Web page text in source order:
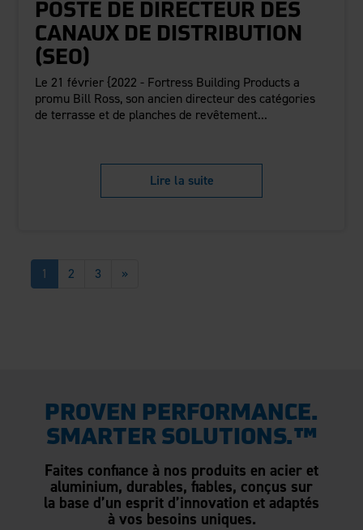
POSTE DE DIRECTEUR DES
CANAUX DE DISTRIBUTION
(SEO)
Le 21 février {2022 - Fortress Building Products a
promu Bill Ross, son ancien directeur des catégories
de terrasse et de planches de revêtement...
Lire la suite
1 2 3 »
PROVEN PERFORMANCE.
SMARTER SOLUTIONS.™
Faites confiance à nos produits en acier et
aluminium, durables, fiables, conçus sur
la base d’un esprit d’innovation et adaptés
à vos besoins uniques.